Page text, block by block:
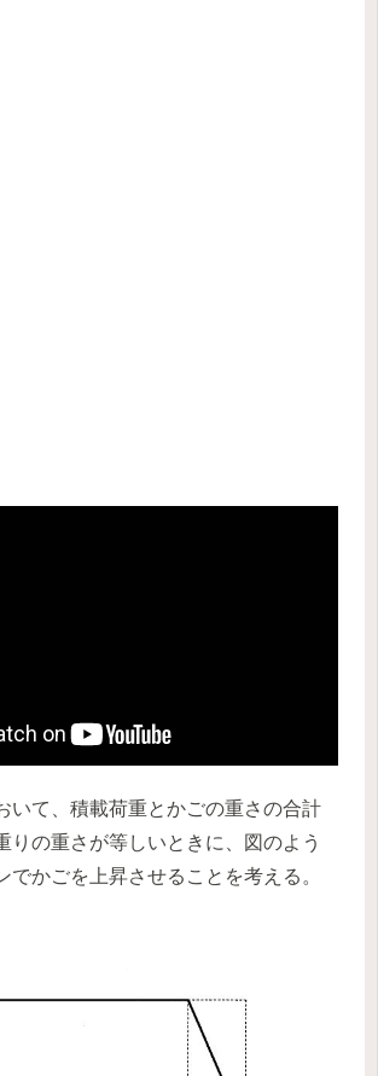
いて、積載荷重とかごの重さの合計
りの重さが等しいときに、図のよう
でかごを上昇させることを考える。